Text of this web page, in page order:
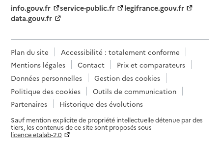
info.gouv.fr
service-public.fr
legifrance.gouv.fr
data.gouv.fr
Plan du site
Accessibilité : totalement conforme
Mentions légales
Contact
Prix et comparateurs
Données personnelles
Gestion des cookies
Politique des cookies
Outils de communication
Partenaires
Historique des évolutions
Sauf mention explicite de propriété intellectuelle détenue par des
tiers, les contenus de ce site sont proposés sous
licence etalab-2.0